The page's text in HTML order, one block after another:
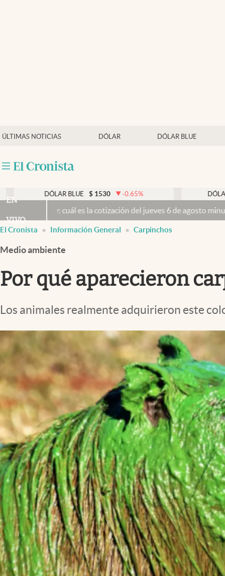
ÚLTIMAS NOTICIAS DÓLAR DÓLAR BLUE
Mercados Online
Otras secciones
Infotechnology
Clase
Clima
Mundial 2026
Eventos Corporativos
Mediakit
abre en nueva pestaña
$ 1530 -0.65 % DÓLAR TARJETA $
EN
VIVO
es la cotización del jueves 6 de agosto minuto a minutoEl
El Cronista Información General Carpinchos
Medio ambiente
Por qué aparecieron
Los animales realmente adquirieron este